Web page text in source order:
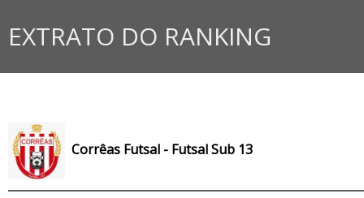
EXTRATO DO RANKING
Corrêas Futsal - Futsal Sub 13